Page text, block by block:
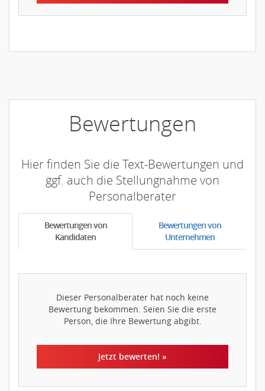
Bewertungen
Hier finden Sie die Text-Bewertungen und
ggf. auch die Stellungnahme von
Personalberater
Bewertungen von
Kandidaten
Bewertungen von
Unternehmen
Dieser Personalberater hat noch keine
Bewertung bekommen. Seien Sie die erste
Person, die Ihre Bewertung abgibt.
Jetzt bewerten! »